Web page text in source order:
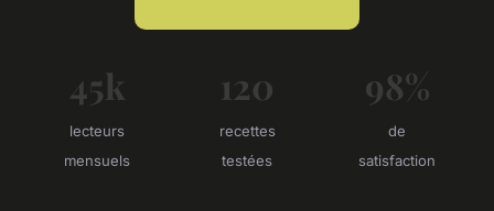
45k
lecteurs
mensuels
120
recettes
testées
98%
de
satisfaction